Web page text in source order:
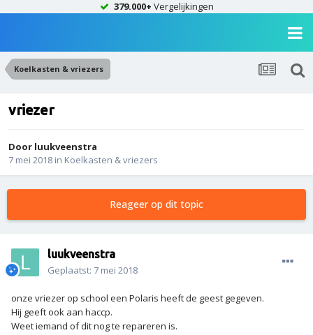
379.000+ Vergelijkingen
Koelkasten & vriezers
vriezer
Door luukveenstra
7 mei 2018 in Koelkasten & vriezers
Reageer op dit topic
luukveenstra
Geplaatst: 7 mei 2018
onze vriezer op school een Polaris heeft de geest gegeven.
Hij geeft ook aan haccp.
Weet iemand of dit nog te repareren is.